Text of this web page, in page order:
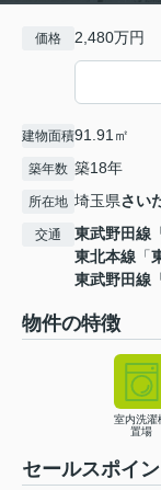
価格 2,480万円
建物面積91.91㎡
築年数 築18年
所在地 埼玉県さい
交通 東武野田線
東北本線 「
東武野田線
物件の特徴
室内洗濯
置場
セールスポイン